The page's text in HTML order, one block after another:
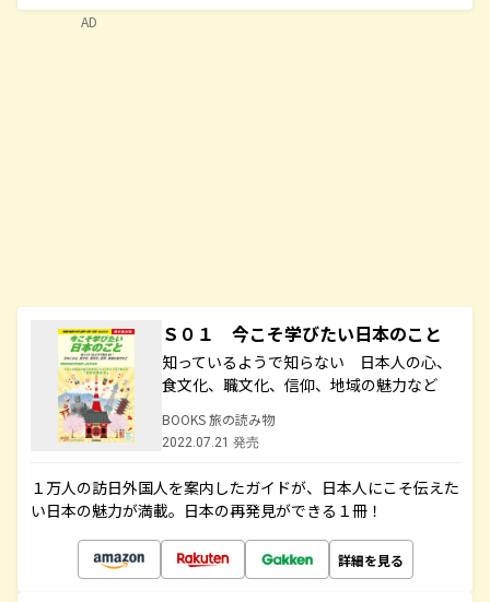
Ｓ０１ 今こそ学びたい日本のこと
知っているようで知らない 日本人の心、
食文化、職文化、信仰、地域の魅力など
BOOKS 旅の読み物
2022.07.21 発売
１万人の訪日外国人を案内したガイドが、日本人にこそ伝えた
い日本の魅力が満載。日本の再発見ができる１冊！
詳細を見る
AD